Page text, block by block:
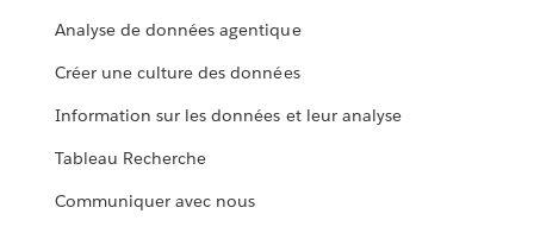
Analyse de données agentique
Créer une culture des données
Information sur les données et leur analyse
Tableau Recherche
Communiquer avec nous